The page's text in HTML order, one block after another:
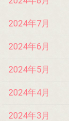
2024年7月
2024年6月
2024年5月
2024年4月
2024年3月